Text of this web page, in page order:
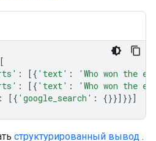
[
: [{ 'text' :
'Who won the
: [{ 'text' :
'Who won the
: [{ 'google_search' : {}}]}}]
структурированный вывод .